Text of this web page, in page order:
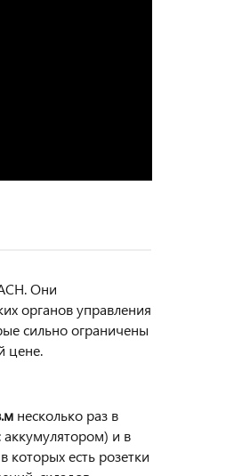
Они
органов управления
сильно ограничены
цене.
несколько раз в
аккумулятором) и в
есть розетки